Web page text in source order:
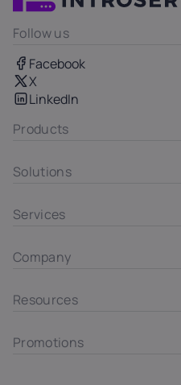
Follow us
Facebook
X
LinkedIn
Products
Solutions
Services
Company
Resources
Promotions